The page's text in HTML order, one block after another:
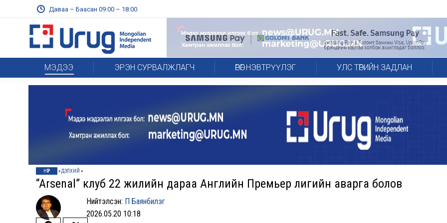
Даваа – Баасан 09:00 – 18:00
МЭДЭЭ ЭРЭН СУРВАЛЖЛАГЧ ӨРӨГ НЭВТРҮҮЛЭГ УЛС ТӨРИЙН ЗАДЛАН
НҮҮР »ДЭЛХИЙ »
“Arsenal” клуб 22 жилийн дараа Английн Премьер лигийн аварга болов
Нийтэлсэн: П Баянбилэг
2026.05.20 10:18